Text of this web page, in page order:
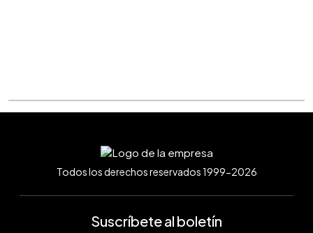
Todos los derechos reservados 1999-2026
Suscríbete al boletín